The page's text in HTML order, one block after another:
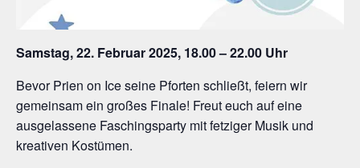
Samstag, 22. Februar 2025, 18.00 – 22.00 Uhr
Bevor Prien on Ice seine Pforten schließt, feiern wir
gemeinsam ein großes Finale! Freut euch auf eine
ausgelassene Faschingsparty mit fetziger Musik und
kreativen Kostümen.